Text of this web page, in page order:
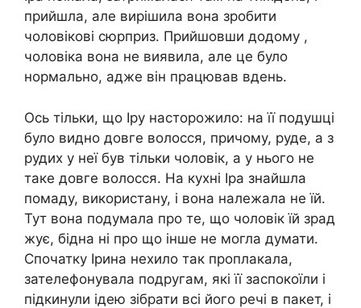
прийшла, але вирішила вона зробити
чоловікові сюрприз. Прийшовши додому ,
чоловіка вона не виявила, але це було
нормально, адже він працював вдень.
Ось тільки, що Іру насторожило: на її подушці
було видно довге волосся, причому, руде, а з
рудих у неї був тільки чоловік, а у нього не
таке довге волосся. На кухні Іра знайшла
помаду, використану, і вона належала не їй.
Тут вона подумала про те, що чоловік їй зрад
жує, бідна ні про що інше не могла думати.
Спочатку Ірина нехило так проплакала,
зателефонувала подругам, які її заспокоїли і
підкинули ідею зібрати всі його речі в пакет, і